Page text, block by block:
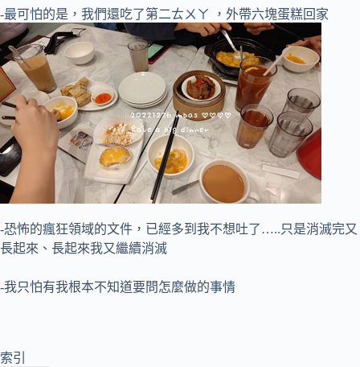
-最可怕的是，我們還吃了第二ㄊㄨㄚ ，外帶六塊蛋糕回家
-恐怖的瘋狂領域的文件，已經多到我不想吐了…..只是消滅完又
長起來、長起來我又繼續消滅
-我只怕有我根本不知道要問怎麼做的事情
索引